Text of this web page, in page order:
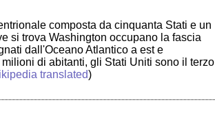
composta da cinquanta Stati e un
si trova Washington occupano la fascia
dall'Oceano Atlantico a est e
di abitanti, gli Stati Uniti sono il terzo
translated)